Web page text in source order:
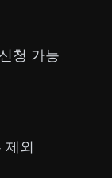
청 가능
제외